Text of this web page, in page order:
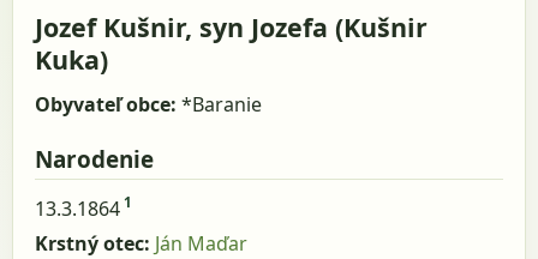
Jozef Kušnir, syn Jozefa (Kušnir
Kuka)
Obyvateľ obce: *Baranie
Narodenie
13.3.1864 1
Krstný otec: Ján Maďar